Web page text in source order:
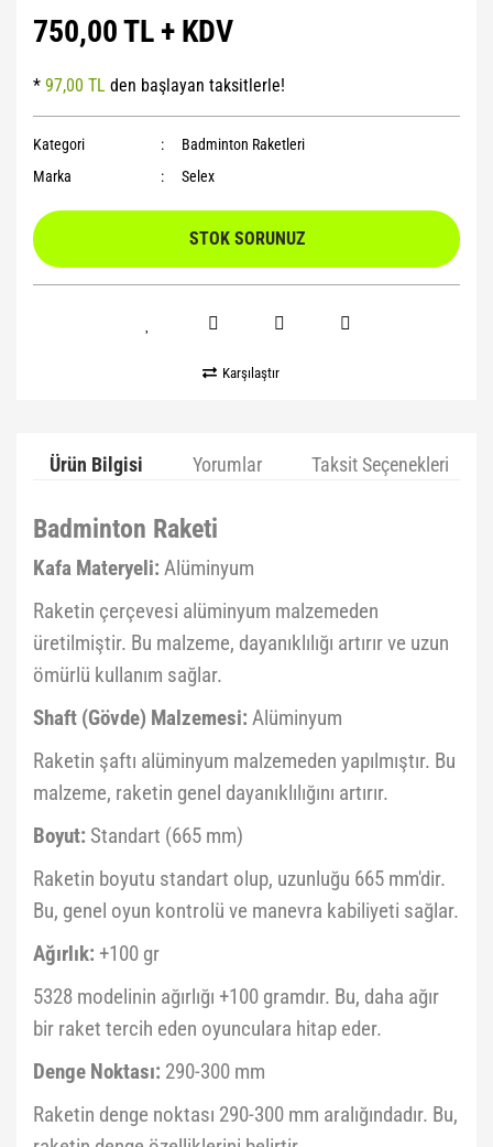
750,00 TL + KDV
* 97,00 TL den başlayan taksitlerle!
Kategori
Badminton Raketleri
Marka
Selex
STOK SORUNUZ
Karşılaştır
Ürün Bilgisi Yorumlar Taksit Seçenekleri
Badminton Raketi
Kafa Materyeli: Alüminyum
Raketin çerçevesi alüminyum malzemeden
üretilmiştir. Bu malzeme, dayanıklılığı artırır ve uzun
ömürlü kullanım sağlar.
Shaft (Gövde) Malzemesi: Alüminyum
Raketin şaftı alüminyum malzemeden yapılmıştır. Bu
malzeme, raketin genel dayanıklılığını artırır.
Boyut: Standart (665 mm)
Raketin boyutu standart olup, uzunluğu 665 mm'dir.
Bu, genel oyun kontrolü ve manevra kabiliyeti sağlar.
Ağırlık: +100 gr
5328 modelinin ağırlığı +100 gramdır. Bu, daha ağır
bir raket tercih eden oyunculara hitap eder.
Denge Noktası: 290-300 mm
Raketin denge noktası 290-300 mm aralığındadır. Bu,